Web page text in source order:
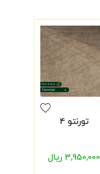
تورنتو 4
3,950,000 ریال